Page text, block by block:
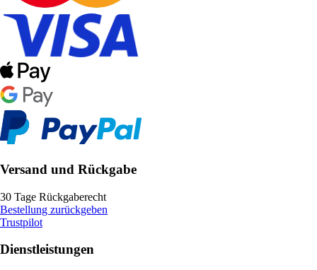
Versand und Rückgabe
30 Tage Rückgaberecht
Bestellung zurückgeben
Trustpilot
Dienstleistungen